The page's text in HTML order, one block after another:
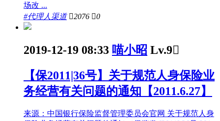
场改 ...
#代理人渠道 2076 0
2019-12-19 08:33 喵小昭 Lv.9
【保2011|36号】关于规范人身保险业
务经营有关问题的通知【2011.6.27】
来源：中国银行保险监督管理委员会官网 关于规范人身